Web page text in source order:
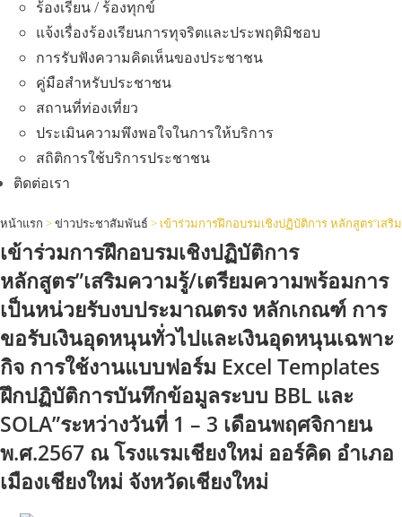
ร้องเรียน / ร้องทุกข์
แจ้งเรื่องร้องเรียนการทุจริตและประพฤติมิชอบ
การรับฟังความคิดเห็นของประชาชน
คู่มือสำหรับประชาชน
สถานที่ท่องเที่ยว
ประเมินความพึงพอใจในการให้บริการ
สถิติการใช้บริการประชาชน
ติดต่อเรา
หน้าแรก >ข่าวประชาสัมพันธ์> เข้าร่วมการฝึกอบรมเชิงปฏิบัติการ หลักสูตร”เส
เข้าร่วมการฝึกอบรมเชิงปฏิบัติการ
หลักสูตร”เสริมความรู้/เตรียมความพร้อมการ
เป็นหน่วยรับงบประมาณตรง หลักเกณฑ์ การ
ขอรับเงินอุดหนุนทั่วไปและเงินอุดหนุนเฉพาะ
กิจ การใช้งานแบบฟอร์ม Excel Templates
ฝึกปฏิบัติการบันทึกข้อมูลระบบ BBL และ
SOLA”ระหว่างวันที่ 1 – 3 เดือนพฤศจิกายน
พ.ศ.2567 ณ โรงแรมเชียงใหม่ ออร์คิด อำเภอ
เมืองเชียงใหม่ จังหวัดเชียงใหม่